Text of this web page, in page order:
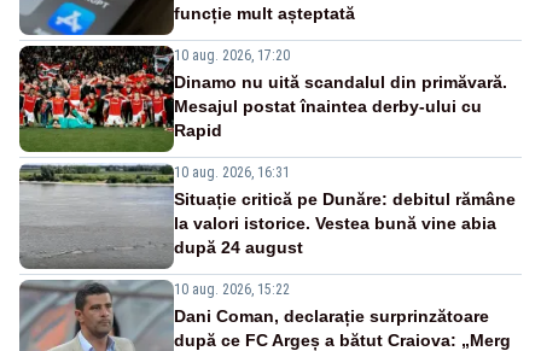
funcție mult așteptată
10 aug. 2026, 17:20
Dinamo nu uită scandalul din primăvară.
Mesajul postat înaintea derby-ului cu
Rapid
10 aug. 2026, 16:31
Situație critică pe Dunăre: debitul rămâne
la valori istorice. Vestea bună vine abia
după 24 august
10 aug. 2026, 15:22
Dani Coman, declarație surprinzătoare
după ce FC Argeș a bătut Craiova: „Merg